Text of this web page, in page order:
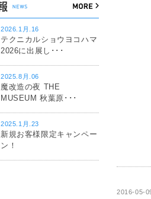
2016-05-
2026.1月.16
テクニカルショウヨコハマ
2026に出展し･･･
2025.8月.06
魔改造の夜 THE
MUSEUM 秋葉原･･･
2025.1月.23
新規お客様限定キャンペー
ン！